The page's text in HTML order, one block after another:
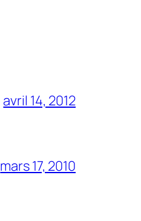
avril 14, 2012
mars 17, 2010